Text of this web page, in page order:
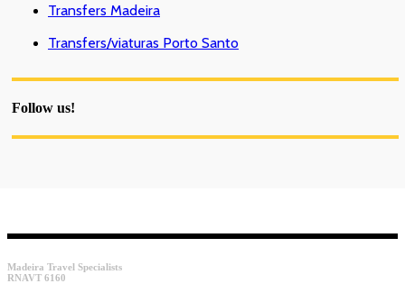
Transfers Madeira
Transfers/viaturas Porto Santo
Follow us!
Madeira Travel Specialists
RNAVT 6160